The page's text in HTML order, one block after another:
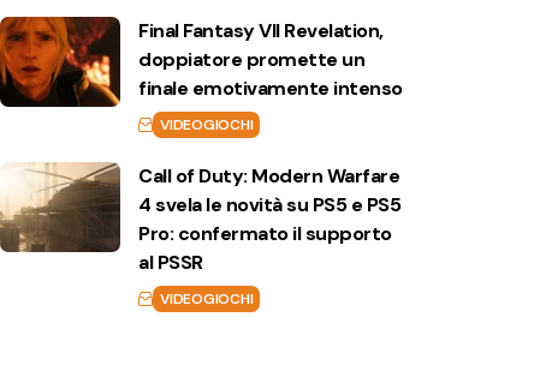
Final Fantasy VII Revelation,
doppiatore promette un
finale emotivamente intenso
VIDEOGIOCHI
Call of Duty: Modern Warfare
4 svela le novità su PS5 e PS5
Pro: confermato il supporto
al PSSR
VIDEOGIOCHI